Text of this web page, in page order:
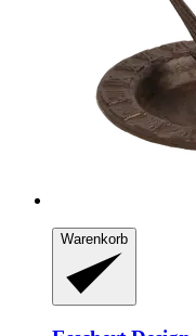
Warenkorb